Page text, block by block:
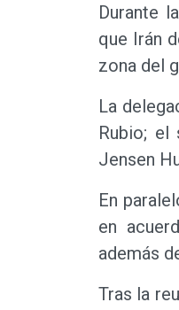
Durante
que Irán
zona del
La
Rubio; el
Jensen
En
en
además
Tras la